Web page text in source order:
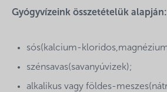
Gyógyvízeink összetételük alapján:
sós(kalcium-
szénsavas(savanyúvizek);
alkalikus vagy földes-